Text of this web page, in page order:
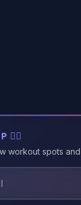
🏃‍♂️
workout spots